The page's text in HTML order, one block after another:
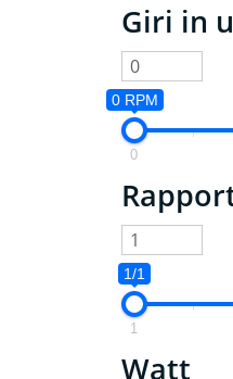
Giri in
0 RPM
0
1/1
1
Watt